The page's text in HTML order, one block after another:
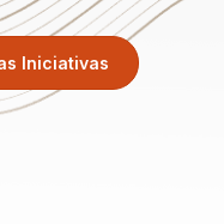
Iniciativas